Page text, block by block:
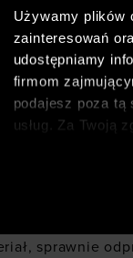
Używamy plików
zainteresowań
udostępniamy
firmom
podajesz poza
usług. Za Twoją
który dobrze
długości do
syntetycznego,
w
dodatkowi
sprawnie